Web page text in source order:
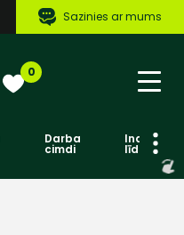
Sazinies ar mums
0
Darba
cimdi līdzekļi